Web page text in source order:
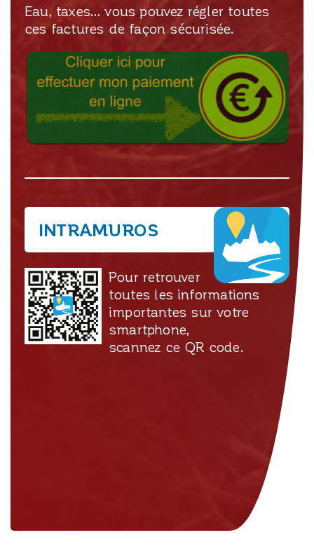
Eau, taxes… vous pouvez régler toutes
ces factures de façon sécurisée.
INTRAMUROS
Pour retrouver
toutes les informations
importantes sur votre
smartphone,
scannez ce QR code.